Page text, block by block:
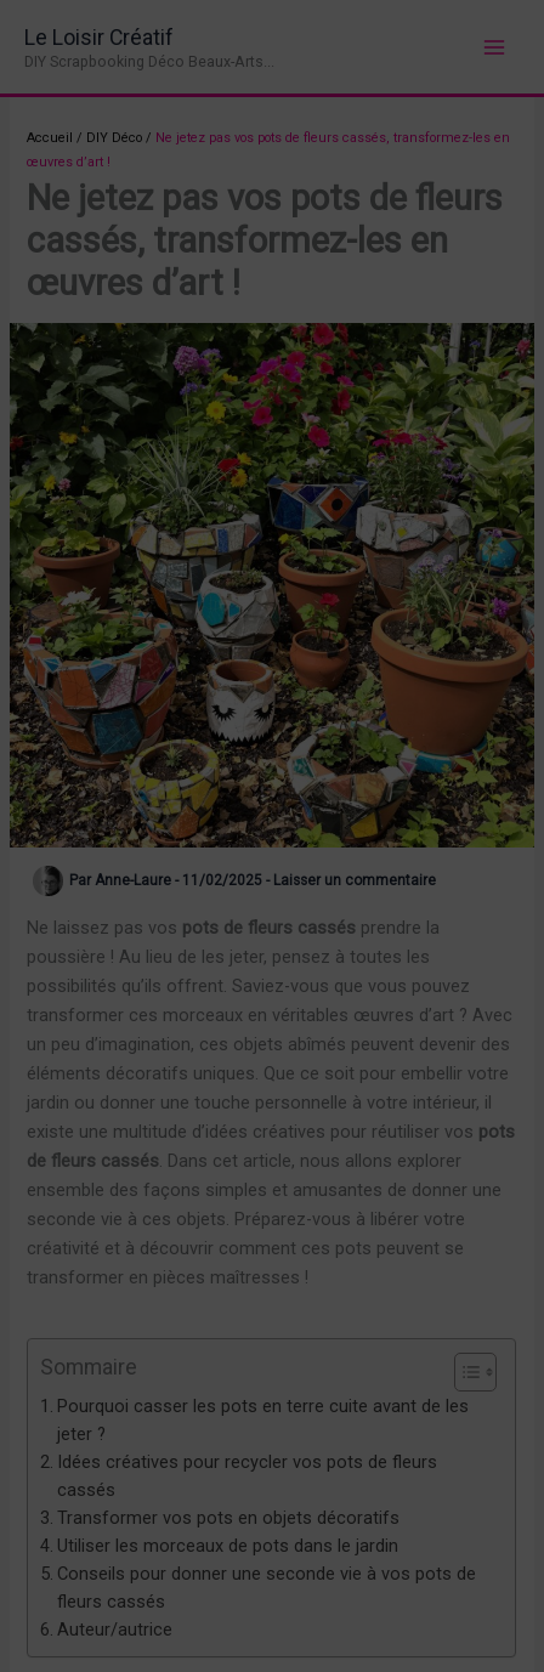
contenu
Le Loisir Créatif
DIY Scrapbooking Déco Beaux-Arts...
Accueil / DIY Déco / Ne jetez pas vos pots de fleurs cassés, transformez-les en
œuvres d’art !
Ne jetez pas vos pots de fleurs
cassés, transformez-les en
œuvres d’art !
Par Anne-Laure- 11/02/2025- Laisser un commentaire
Ne laissez pas vos pots de fleurs cassés prendre la
poussière ! Au lieu de les jeter, pensez à toutes les
possibilités qu’ils offrent. Saviez-vous que vous pouvez
transformer ces morceaux en véritables œuvres d’art ? Avec
un peu d’imagination, ces objets abîmés peuvent devenir des
éléments décoratifs uniques. Que ce soit pour embellir votre
jardin ou donner une touche personnelle à votre intérieur, il
existe une multitude d’idées créatives pour réutiliser vos pots
de fleurs cassés. Dans cet article, nous allons explorer
ensemble des façons simples et amusantes de donner une
seconde vie à ces objets. Préparez-vous à libérer votre
créativité et à découvrir comment ces pots peuvent se
transformer en pièces maîtresses !
Sommaire
Pourquoi casser les pots en terre cuite avant de les
jeter ?
Idées créatives pour recycler vos pots de fleurs
cassés
Transformer vos pots en objets décoratifs
Utiliser les morceaux de pots dans le jardin
Conseils pour donner une seconde vie à vos pots de
fleurs cassés
Auteur/autrice